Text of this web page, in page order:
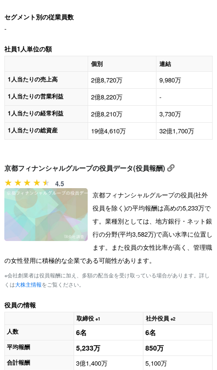
セグメント別の従業員数
-
社員1人単位の額
個別
連結
1人当たりの売上高
2億8,720万 9,980万
1人当たりの営業利益 2億8,220万 -
1人当たりの経常利益 2億8,210万 3,730万
1人当たりの総資産 19億4,610万 32億1,700万
京都フィナンシャルグループの役員データ(役員報酬)
4.5
京都フィナンシャルグループの役員(社外
役員を除く)の平均報酬は高めの5,233万で
す。業種別としては、地方銀行・ネット銀
行の分野(平均3,582万)で高い水準に位置し
ます。また役員の女性比率が高く、管理職
の女性登用に積極的な企業である可能性があります。
※会社創業者は役員報酬に加え、多額の配当金を受け取っている場合があります。詳し
くは大株主情報をご覧ください。
役員の情報
取締役 ※1 社外役員 ※2
人数 6名 6名
平均報酬 5,233万 850万
合計報酬 3億1,400万 5,100万